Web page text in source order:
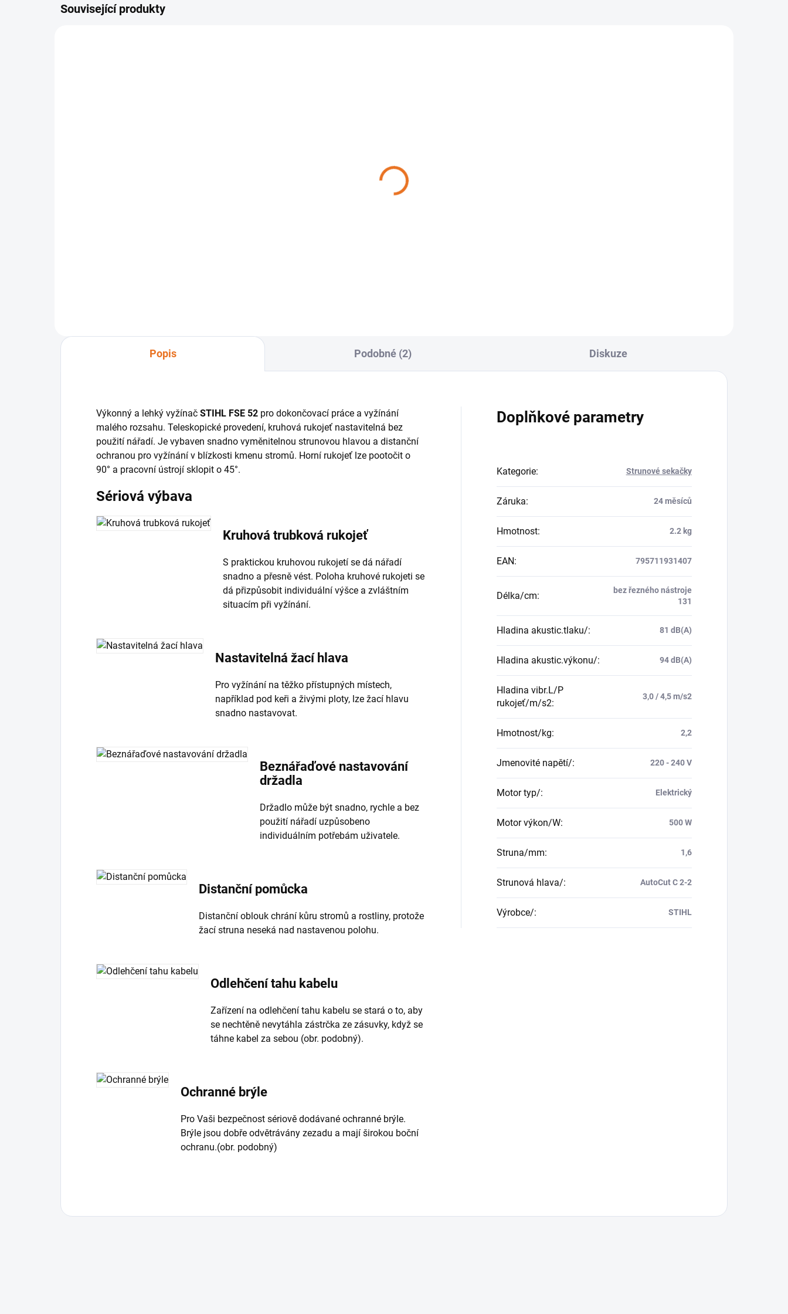
Související produkty
Popis Podobné (2) Diskuze
Výkonný a lehký vyžínač STIHL FSE 52 pro dokončovací práce a vyžínání
malého rozsahu. Teleskopické provedení, kruhová rukojeť nastavitelná bez
použití nářadí. Je vybaven snadno vyměnitelnou strunovou hlavou a distanční
ochranou pro vyžínání v blízkosti kmenu stromů. Horní rukojeť lze pootočit o
90° a pracovní ústrojí sklopit o 45°.
Sériová výbava
Kruhová trubková rukojeť
S praktickou kruhovou rukojetí se dá nářadí
snadno a přesně vést. Poloha kruhové rukojeti se
dá přizpůsobit individuální výšce a zvláštním
situacím při vyžínání.
Nastavitelná žací hlava
Pro vyžínání na těžko přístupných místech,
například pod keři a živými ploty, lze žací hlavu
snadno nastavovat.
Beznářaďové nastavování
držadla
Držadlo může být snadno, rychle a bez
použití nářadí uzpůsobeno
individuálním potřebám uživatele.
Distanční pomůcka
Distanční oblouk chrání kůru stromů a rostliny, protože
žací struna neseká nad nastavenou polohu.
Odlehčení tahu kabelu
Zařízení na odlehčení tahu kabelu se stará o to, aby
se nechtěně nevytáhla zástrčka ze zásuvky, když se
táhne kabel za sebou (obr. podobný).
Ochranné brýle
Pro Vaši bezpečnost sériově dodávané ochranné brýle.
Brýle jsou dobře odvětrávány zezadu a mají širokou boční
ochranu.(obr. podobný)
Doplňkové parametry
Kategorie: Strunové sekačky
Záruka: 24 měsíců
Hmotnost: 2.2 kg
EAN: 795711931407
Délka/cm:
bez řezného nástroje
131
Hladina akustic.tlaku/: 81 dB(A)
Hladina akustic.výkonu/: 94 dB(A)
Hladina vibr.L/P
rukojeť/m/s2:
3,0 / 4,5 m/s2
Hmotnost/kg: 2,2
Jmenovité napětí/: 220 - 240 V
Motor typ/: Elektrický
Motor výkon/W: 500 W
Struna/mm: 1,6
Strunová hlava/: AutoCut C 2-2
Výrobce/: STIHL